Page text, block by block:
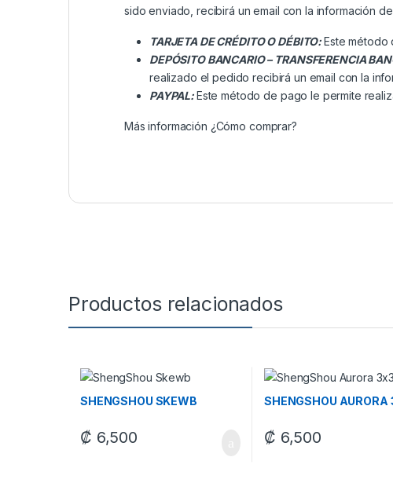
sido enviado, recibirá un email con la información
TARJETA DE CRÉDITO O DÉBITO:Este método
DEPÓSITO BANCARIO – TRANSFERENCIA
realizado el pedido recibirá un email con la
PAYPAL:Este método de pago le permite
Más información ¿Cómo comprar?
Productos relacionados
SHENGSHOU SKEWB
₡ 6,500
SHENGSHOU AURORA
₡ 6,500